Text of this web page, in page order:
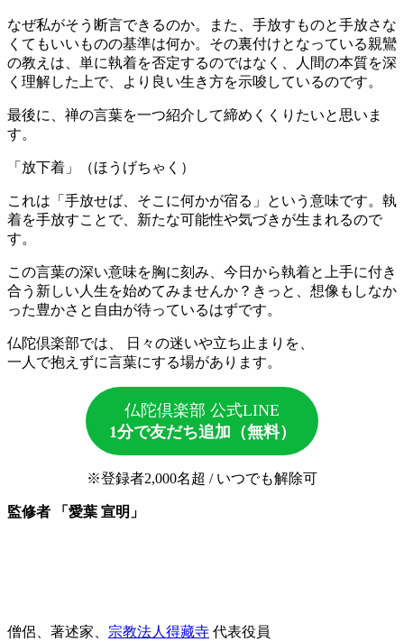
なぜ私がそう断言できるのか。また、手放すものと手放さな
くてもいいものの基準は何か。その裏付けとなっている親鸞
の教えは、単に執着を否定するのではなく、人間の本質を深
く理解した上で、より良い生き方を示唆しているのです。
最後に、禅の言葉を一つ紹介して締めくくりたいと思いま
す。
「放下着」（ほうげちゃく）
これは「手放せば、そこに何かが宿る」という意味です。執
着を手放すことで、新たな可能性や気づきが生まれるので
す。
この言葉の深い意味を胸に刻み、今日から執着と上手に付き
合う新しい人生を始めてみませんか？きっと、想像もしなか
った豊かさと自由が待っているはずです。
仏陀倶楽部では、 日々の迷いや立ち止まりを、
一人で抱えずに言葉にする場があります。
仏陀倶楽部 公式LINE
1分で友だち追加（無料）
※登録者2,000名超 / いつでも解除可
監修者 「愛葉 宣明」
僧侶、著述家、 宗教法人得藏寺 代表役員